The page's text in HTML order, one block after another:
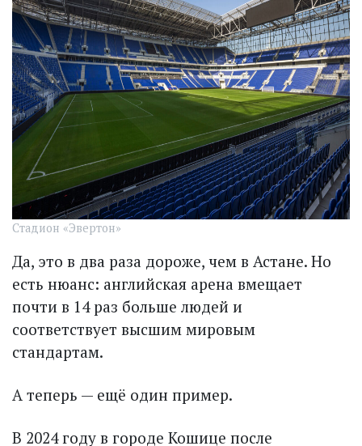
Стадион «Эвертон»
Да, это в два раза дороже, чем в Астане. Но
есть нюанс: английская арена вмещает
почти в 14 раз больше людей и
соответствует высшим мировым
стандартам.
А теперь — ещё один пример.
В 2024 году в городе Кошице после